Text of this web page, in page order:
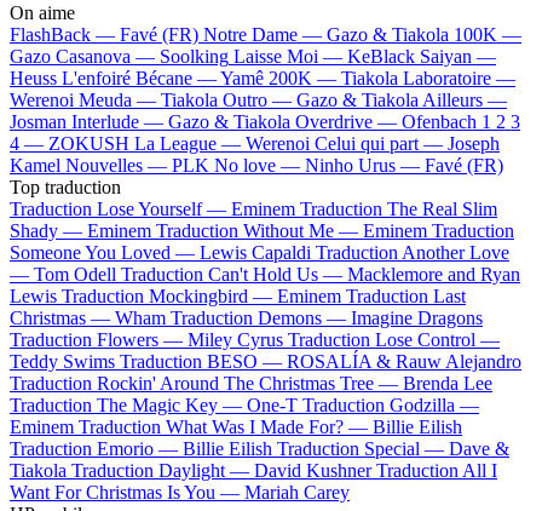
On aime
FlashBack — Favé (FR) Notre Dame — Gazo & Tiakola 100K —
Gazo Casanova — Soolking Laisse Moi — KeBlack Saiyan —
Heuss L'enfoiré Bécane —Yamê 200K — Tiakola Laboratoire —
Werenoi Meuda — Tiakola Outro — Gazo & Tiakola Ailleurs —
Josman Interlude — Gazo & Tiakola Overdrive — Ofenbach 1 2 3
4 — ZOKUSH La League — Werenoi Celui qui part — Joseph
Kamel Nouvelles — PLK No love — Ninho Urus — Favé (FR)
Top traduction
Traduction Lose Yourself — Eminem Traduction The Real Slim
Shady — Eminem Traduction Without Me — Eminem Traduction
Someone You Loved — Lewis Capaldi Traduction Another Love
— Tom Odell Traduction Can't Hold Us — Macklemore and Ryan
Lewis Traduction Mockingbird — Eminem Traduction Last
Christmas — Wham Traduction Demons — Imagine Dragons
Traduction Flowers — Miley Cyrus Traduction Lose Control —
Teddy Swims Traduction BESO — ROSALÍA & Rauw Alejandro
Traduction Rockin' Around The Christmas Tree — Brenda Lee
Traduction The Magic Key — One-T Traduction Godzilla —
Eminem Traduction What Was I Made For? — Billie Eilish
Traduction Emorio — Billie Eilish Traduction Special — Dave &
Tiakola Traduction Daylight — David Kushner Traduction All I
Want For Christmas Is You — Mariah Carey